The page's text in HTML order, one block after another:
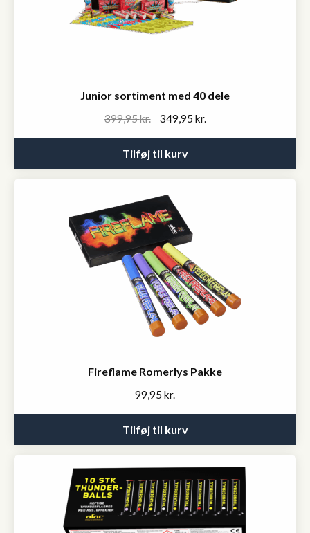
Junior sortiment med 40 dele
399,95kr.
Original
was:
399,95 kr..
349,95 kr.
349,95 kr..
Tilføj til kurv
Fireflame Romerlys Pakke
99,95 kr.
Tilføj til kurv